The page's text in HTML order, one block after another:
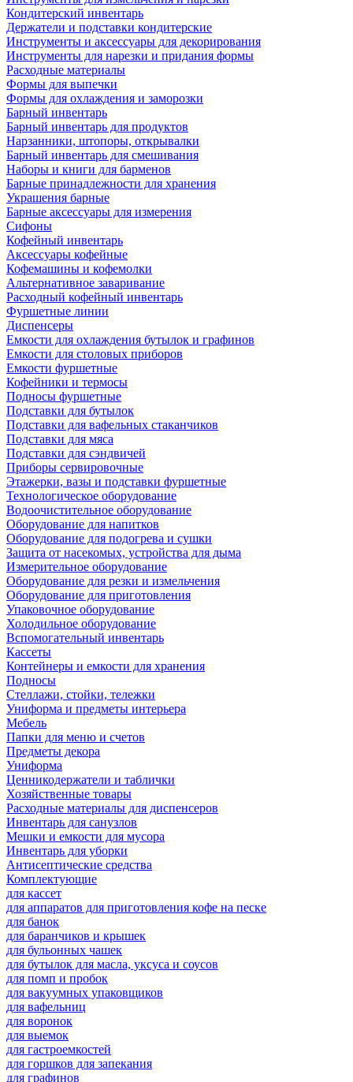
Кондитерский инвентарь
Держатели и подставки кондитерские
Инструменты и аксессуары для декорирования
Инструменты для нарезки и придания формы
Расходные материалы
Формы для выпечки
Формы для охлаждения и заморозки
Барный инвентарь
Барный инвентарь для продуктов
Нарзанники, штопоры, открывалки
Барный инвентарь для смешивания
Наборы и книги для барменов
Барные принадлежности для хранения
Украшения барные
Барные аксессуары для измерения
Сифоны
Кофейный инвентарь
Аксессуары кофейные
Кофемашины и кофемолки
Альтернативное заваривание
Расходный кофейный инвентарь
Фуршетные линии
Диспенсеры
Емкости для охлаждения бутылок и графинов
Емкости для столовых приборов
Емкости фуршетные
Кофейники и термосы
Подносы фуршетные
Подставки для бутылок
Подставки для вафельных стаканчиков
Подставки для мяса
Подставки для сэндвичей
Приборы сервировочные
Этажерки, вазы и подставки фуршетные
Технологическое оборудование
Водоочистительное оборудование
Оборудование для напитков
Оборудование для подогрева и сушки
Защита от насекомых, устройства для дыма
Измерительное оборудование
Оборудование для резки и измельчения
Оборудование для приготовления
Упаковочное оборудование
Холодильное оборудование
Вспомогательный инвентарь
Кассеты
Контейнеры и емкости для хранения
Подносы
Стеллажи, стойки, тележки
Униформа и предметы интерьера
Мебель
Папки для меню и счетов
Предметы декора
Униформа
Ценникодержатели и таблички
Хозяйственные товары
Расходные материалы для диспенсеров
Инвентарь для санузлов
Мешки и емкости для мусора
Инвентарь для уборки
Антисептические средства
Комплектующие
для кассет
для аппаратов для приготовления кофе на песке
для банок
для баранчиков и крышек
для бульонных чашек
для бутылок для масла, уксуса и соусов
для помп и пробок
для вакуумных упаковщиков
для вафельниц
для воронок
для выемок
для гастроемкостей
для горшков для запекания
для графинов